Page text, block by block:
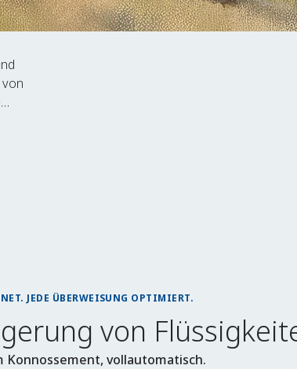
JEDE ÜBERWEISUNG OPTIMIERT.
von
Konnossement, vollautomatisch.